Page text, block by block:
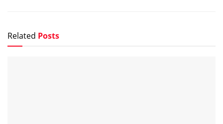
Related Posts